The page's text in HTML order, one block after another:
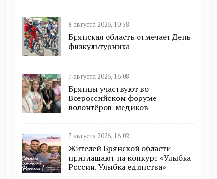
8 августа 2026, 10:58
Брянская область отмечает День
физкультурника
7 августа 2026, 16:08
Брянцы участвуют во
Всероссийском форуме
волонтёров-медиков
7 августа 2026, 16:02
Жителей Брянской области
приглашают на конкурс «Улыбка
России. Улыбка единства»